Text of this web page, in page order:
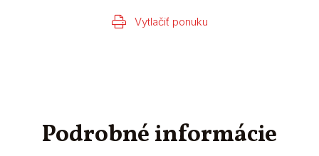
Vytlačiť ponuku
Podrobné informácie